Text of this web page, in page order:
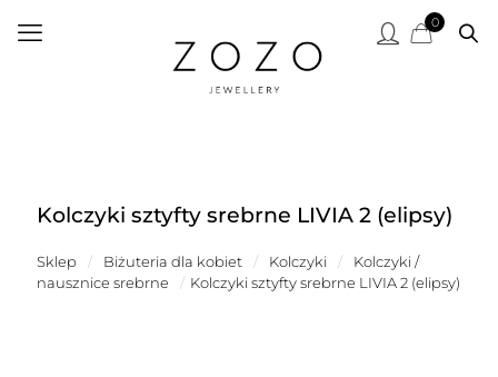
0
Kolczyki sztyfty srebrne LIVIA 2 (elipsy)
Sklep / Biżuteria dla kobiet / Kolczyki /
Kolczyki /
nausznice srebrne
/ Kolczyki sztyfty srebrne LIVIA 2 (elipsy)